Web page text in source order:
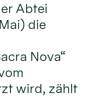
Abtei
die
Nova“
wird, zählt